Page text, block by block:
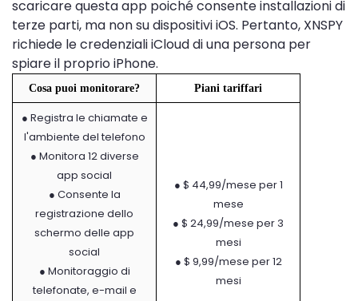
scaricare questa app poiché consente installazioni di
terze parti, ma non su dispositivi iOS. Pertanto, XNSPY
richiede le credenziali iCloud di una persona per
spiare il proprio iPhone.
Cosa puoi monitorare? Piani tariffari
● Registra le chiamate e
l'ambiente del telefono
● Monitora 12 diverse
app social
● Consente la
registrazione dello
schermo delle app
social
● Monitoraggio di
telefonate, e-mail e
● $ 44,99/mese per 1
mese
● $ 24,99/mese per 3
mesi
● $ 9,99/mese per 12
mesi